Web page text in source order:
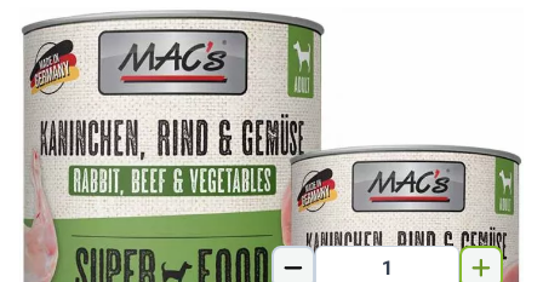
MAC’s Dog Kaninchen & Gemüse ist getreidefrei und bietet
Ihrem Liebling ein besonderes Geschmackserlebnis. Die
Gemüsekombination aus Karotten, Lauch und Kartoffeln
liefert viele wichtige Vitamine.
400 g